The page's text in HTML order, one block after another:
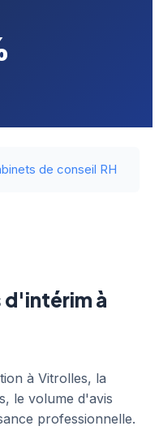
de conseil RH
d'intérim à
à Vitrolles, la
le volume d'avis
professionnelle.